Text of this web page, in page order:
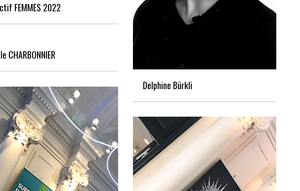
FEMMES 2022
Delphine Bürkli
CHARBONNIER